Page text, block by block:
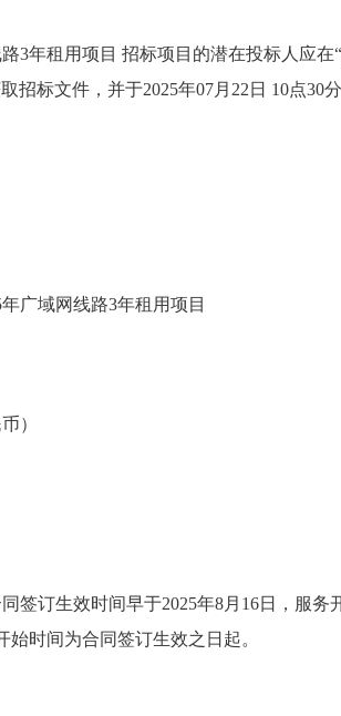
3年租用项目 招标项目的潜在投标人应
招标文件，并于2025年07月22日 10点30
广域网线路3年租用项目
）
签订生效时间早于2025年8月16日，服务
始时间为合同签订生效之日起。